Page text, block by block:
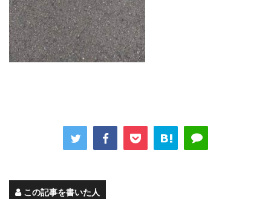
この記事を書いた人